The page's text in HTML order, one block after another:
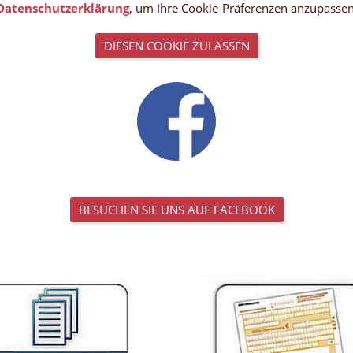
, um Ihre Cookie-Präferenzen
DIESEN COOKIE ZULASSEN
BESUCHEN SIE UNS AUF FACEBOOK